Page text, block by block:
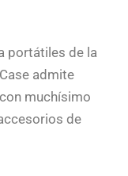
portátiles de la
admite
muchísimo
de